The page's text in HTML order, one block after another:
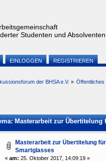
Studenten und
EINLOGGEN REGISTRIEREN
der BHSA e.V. » Öffentliches
Masterarbeit zur Übertitelung
Masterarbeit zur Übertitelung
Smartglasses
« am: 25. Oktober 2017, 14:09:19 »